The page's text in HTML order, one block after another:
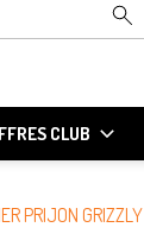
CLUB
PRIJON GRIZZLY